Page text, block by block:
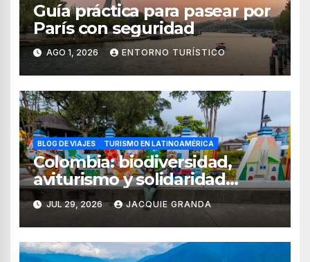
Guía práctica para pasear por
París con seguridad
AGO 1, 2026 ENTORNO TURÍSTICO
BLOG DE VIAJES TURISMO EN LATINOAMÉRICA
Colombia: biodiversidad,
aviturismo y solidaridad
digital en el Quindío y Valle
del Cauca
JUL 29, 2026 JACQUIE GRANDA